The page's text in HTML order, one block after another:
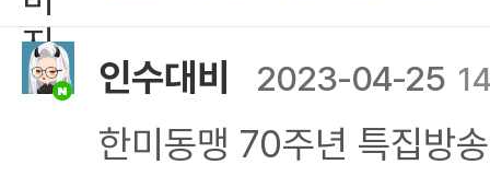
쉐!!!
인수대비 2023-04-25
한미동맹 70주년 특집방